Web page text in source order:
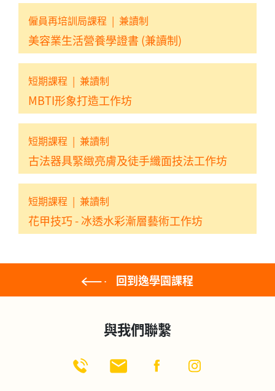
僱員再培訓局課程 | 兼讀制
美容業生活營養學證書 (兼讀制)
短期課程 | 兼讀制
MBTI形象打造工作坊
短期課程 | 兼讀制
古法器具緊緻亮膚及徒手纖面技法工作坊
短期課程 | 兼讀制
花甲技巧 - 冰透水彩漸層藝術工作坊
回到逸學園課程
與我們聯繫